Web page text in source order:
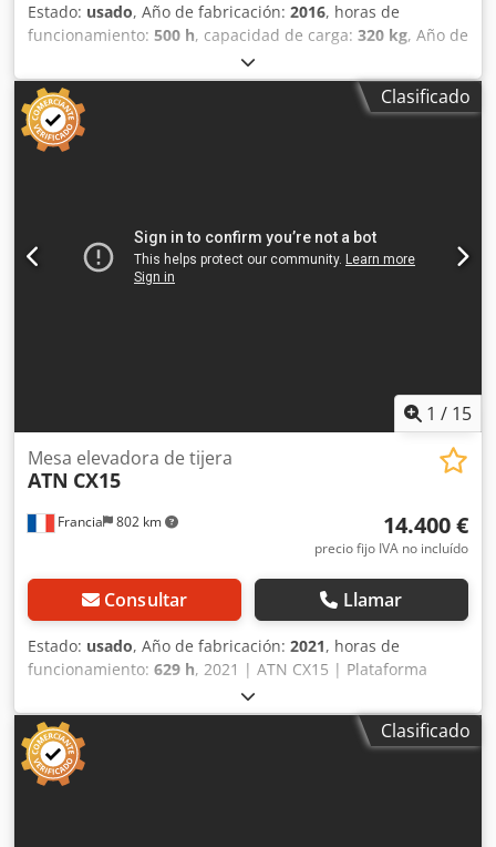
Estado: usado, Año de fabricación: 2016, horas de
funcionamiento: 500 h, capacidad de carga: 320 kg, Año de
fabricación: 2016 Peso en vacío: 2.781 kg PBV: 3.101 kg
Dimensiones (lxanxal): 241 x 12 x 250 cm Altura de trabajo:
1.175 cm Ubicación: Madrid (Madrid) Esta plataforma de
batería elevadora JLG 10RS te ayudará en todos los
trabajos en altura que necesites. Se encuentra en
macizas Dsdpfxjy Nwyms Afvsck CE
Clasificado
1 / 15
Francia 802 km
Mesa elevadora de tijera
ATN CX15
14.400 €
precio fijo IVA no incluído
Consultar Llamar
Estado: usado, Año de fabricación: 2021, horas de
funcionamiento: 629 h, 2021 | ATN CX15 | Plataforma
elevadora de tijera usada | 629 horas 📍Ubicación: Francia
🚛 Entrega disponible en su destino. ¡Utilice nuestra
calculadora de envío para estimar los costos de transporte!
💰 Compre ahora por 14400 EUR o haga una oferta. Pago
contra entrega disponible por una tarifa asequible (sujeto
Clasificado